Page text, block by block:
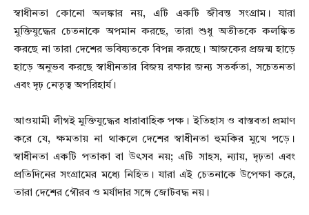
স্বাধীনতা কোনো অলঙ্কার নয়, এটি একটি জীবন্ত সংগ্রাম। যারা
মুক্তিযুদ্ধের চেতনাকে অপমান করছে, তারা শুধু অতীতকে কলঙ্কিত
করছে না তারা দেশের ভবিষ্যতকে বিপন্ন করছে। আজকের প্রজন্ম হাড়ে
হাড়ে অনুভব করছে স্বাধীনতার বিজয় রক্ষার জন্য সতর্কতা, সচেতনতা
এবং দৃঢ় নেতৃত্ব অপরিহার্য।
আওয়ামী লীগই মুক্তিযুদ্ধের ধারাবাহিক পক্ষ। ইতিহাস ও বাস্তবতা প্রমাণ
করে যে, ক্ষমতায় না থাকলে দেশের স্বাধীনতা হুমকির মুখে পড়ে।
স্বাধীনতা একটি পতাকা বা উৎসব নয়; এটি সাহস, ন্যায়, দৃঢ়তা এবং
প্রতিদিনের সংগ্রামের মধ্যে নিহিত। যারা এই চেতনাকে উপেক্ষা করে,
তারা দেশের গৌরব ও মর্যাদার সঙ্গে জোটবদ্ধ নয়।